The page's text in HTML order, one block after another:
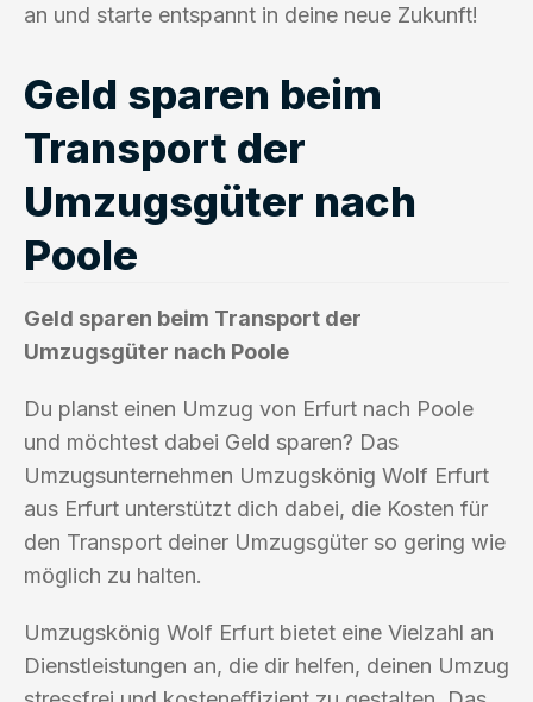
an und starte entspannt in deine neue Zukunft!
Geld sparen beim
Transport der
Umzugsgüter nach
Poole
Geld sparen beim Transport der
Umzugsgüter nach Poole
Du planst einen Umzug von Erfurt nach Poole
und möchtest dabei Geld sparen? Das
Umzugsunternehmen Umzugskönig Wolf Erfurt
aus Erfurt unterstützt dich dabei, die Kosten für
den Transport deiner Umzugsgüter so gering wie
möglich zu halten.
Umzugskönig Wolf Erfurt bietet eine Vielzahl an
Dienstleistungen an, die dir helfen, deinen Umzug